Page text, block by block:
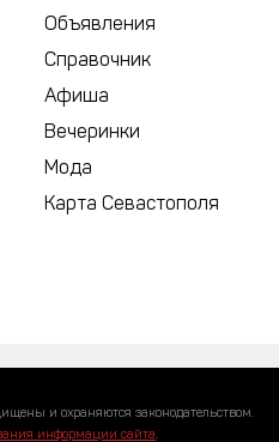
Объявления
Справочник
Афиша
Вечеринки
Мода
Карта Севастополя
и охраняются законодательством.
информации сайта.